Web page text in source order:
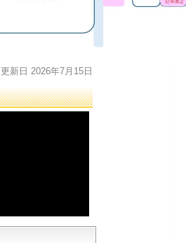
更新日 2026年7月15日